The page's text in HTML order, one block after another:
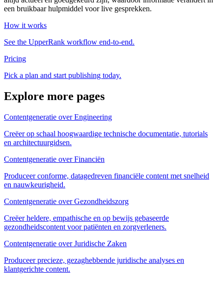
een bruikbaar hulpmiddel voor live gesprekken.
How it works
See the UpperRank workflow end-to-end.
Pricing
Pick a plan and start publishing today.
Explore more pages
Contentgeneratie over Engineering
Creëer op schaal hoogwaardige technische documentatie, tutorials
en architectuurgidsen.
Contentgeneratie over Financiën
Produceer conforme, datagedreven financiële content met snelheid
en nauwkeurigheid.
Contentgeneratie over Gezondheidszorg
Creëer heldere, empathische en op bewijs gebaseerde
gezondheidscontent voor patiënten en zorgverleners.
Contentgeneratie over Juridische Zaken
Produceer precieze, gezaghebbende juridische analyses en
klantgerichte content.